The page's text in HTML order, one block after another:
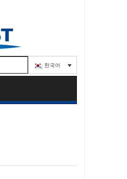
한국어